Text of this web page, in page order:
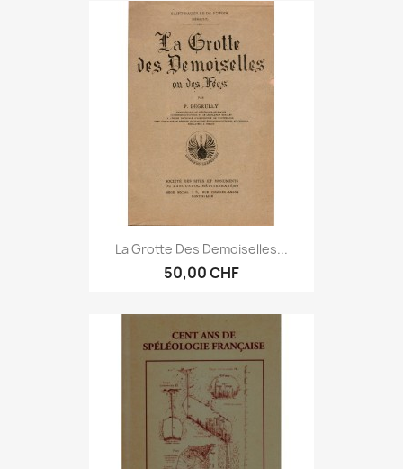
La Grotte Des Demoiselles...
50,00 CHF